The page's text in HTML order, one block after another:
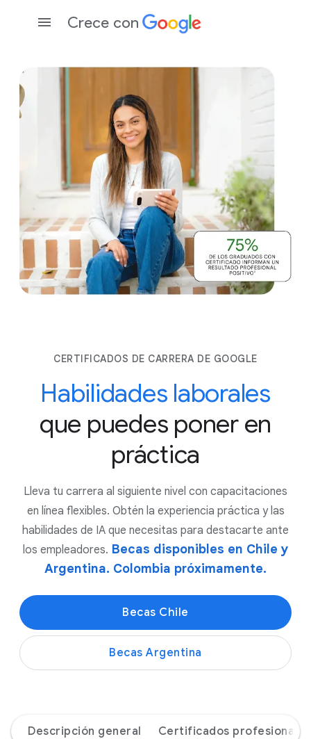
Crece con
CERTIFICADOS DE CARRERA DE GOOGLE
Habilidades laborales
que puedes poner en
práctica
Lleva tu carrera al siguiente nivel con capacitaciones
en línea flexibles. Obtén la experiencia práctica y las
habilidades de IA que necesitas para destacarte ante
los empleadores. Becas disponibles en Chile y
Argentina. Colombia próximamente.
Becas Chile
Becas Argentina
Descripción general Certificados profesionales